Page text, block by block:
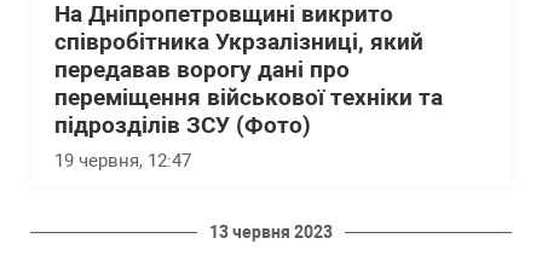
На Дніпропетровщині викрито
співробітника Укрзалізниці, який
передавав ворогу дані про
переміщення військової техніки та
підрозділів ЗСУ (Фото)
19 червня, 12:47
13 червня 2023